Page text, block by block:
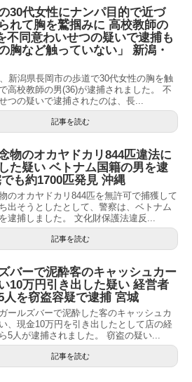
30代女性にナンパ目的で近づ
れて胸を鷲掴みに 高校教師の
不同意わいせつの疑いで逮捕も
胸など触っていない」 新潟・
新潟県長岡市の歩道で30代女性の胸を触
高校教師の男(36)が逮捕されました。 不
つの疑いで逮捕されたのは、長...
記事を読む
物のオカヤドカリ844匹違法に
た疑い ベトナム国籍の男を逮
も約1700匹発見 沖縄
のオカヤドカリ844匹を無許可で捕獲して
出そうとしたとして、警察は、ベトナム
逮捕しました。 文化財保護法違反...
記事を読む
バーで泥酔客のキャッシュカー
10万円引き出した疑い 経営者
人を窃盗容疑で逮捕 宮城
ールズバーで泥酔した客のキャッシュカ
、現金10万円を引き出したとして店の経
5人が逮捕されました。 窃盗の疑い...
記事を読む